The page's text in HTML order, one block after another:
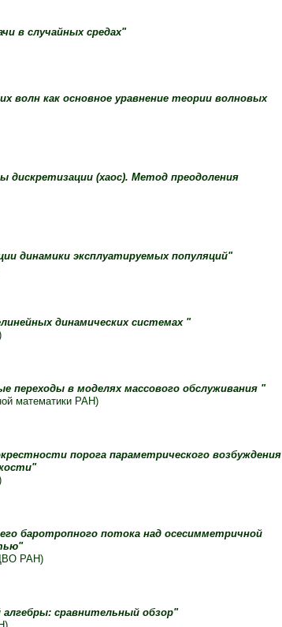
в случайных средах"
волн как основное уравнение теории волновых
(хаос). Метод преодоления
динамики эксплуатируемых популяций"
динамических системах "
переходы в моделях массового обслуживания "
математики РАН)
порога параметрического возбуждения
баротропного потока над осесимметричной
РАН)
сравнительный обзор"